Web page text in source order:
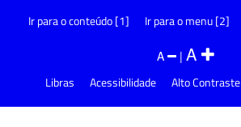
Ir para o conteúdo [1] Ir para o menu [2]
A |A
Libras Acessibilidade Alto Contraste